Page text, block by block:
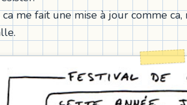
me fait une mise à jour comme